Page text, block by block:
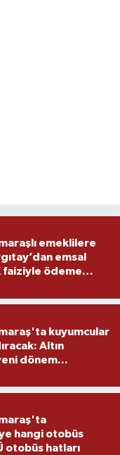
emeklilere
emsal
faiziyle ödeme
kuyumcular
Altın
dönem...
hangi otobüs
otobüs hatları